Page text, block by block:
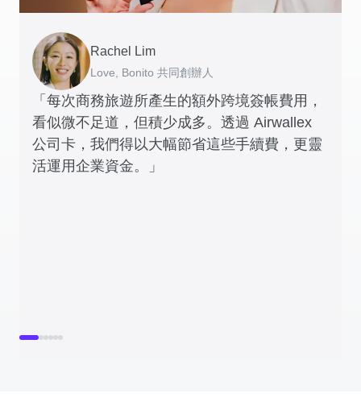
「每次商務旅遊所產生的額外跨境簽帳費用，
看似微不足道，但積少成多。透過 Airwallex
公司卡，我們得以大幅節省這些手續費，更靈
活運用企業資金。」
Rachel Lim
Love, Bonito 共同創辦人
Henson Tsai
SleekFlow 創辦人
Phyllis
Jakewell 數碼營運總監
Jennifer Chong
Linjer 行政總裁
Benjamin
Grams(28) 創辦人
Tomy Wu
MyiCellar 共同創辦人